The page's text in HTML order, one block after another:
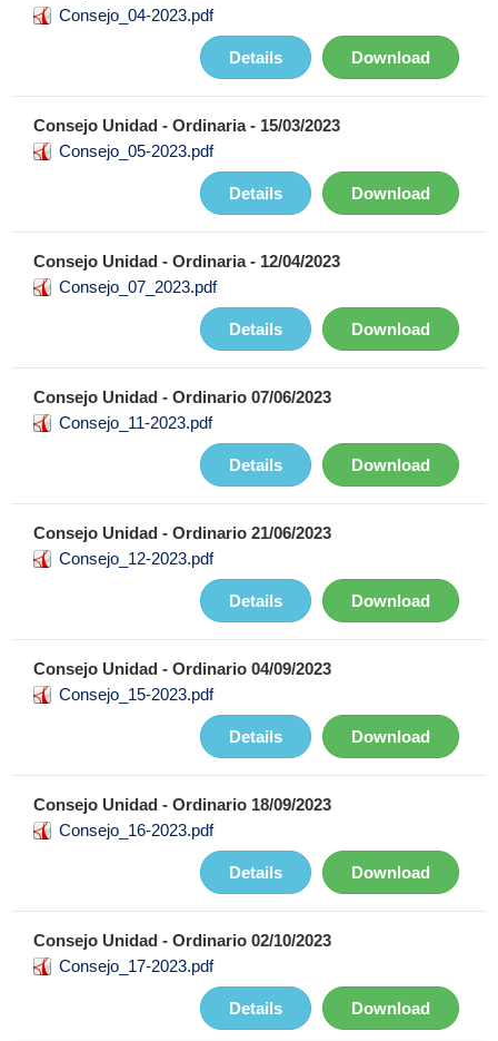
Consejo_04-2023.pdf
Download
Details
Consejo Unidad - Ordinaria - 15/03/2023
Consejo_05-2023.pdf
Download
Details
Consejo Unidad - Ordinaria - 12/04/2023
Consejo_07_2023.pdf
Download
Details
Consejo Unidad - Ordinario 07/06/2023
Consejo_11-2023.pdf
Download
Details
Consejo Unidad - Ordinario 21/06/2023
Consejo_12-2023.pdf
Download
Details
Consejo Unidad - Ordinario 04/09/2023
Consejo_15-2023.pdf
Download
Details
Consejo Unidad - Ordinario 18/09/2023
Consejo_16-2023.pdf
Download
Details
Consejo Unidad - Ordinario 02/10/2023
Consejo_17-2023.pdf
Download
Details